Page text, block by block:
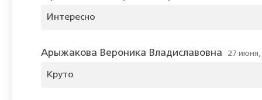
Интересно
Арыжакова Вероника Владиславовна 27 июня,
Круто